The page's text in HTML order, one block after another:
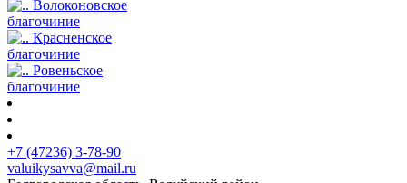
Волоконовское
благочиние
Красненское
благочиние
Ровеньское
благочиние
+7 (47236) 3-78-90
valuikysavva@mail.ru